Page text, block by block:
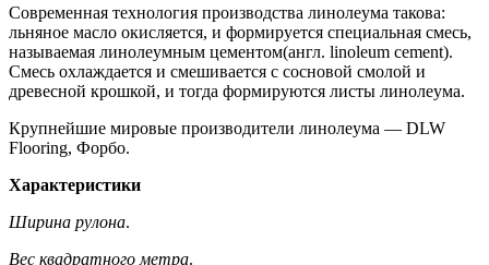
Современная технология производства линолеума такова:
льняное масло окисляется, и формируется специальная смесь,
называемая линолеумным цементом(англ. linoleum cement).
Смесь охлаждается и смешивается с сосновой смолой и
древесной крошкой, и тогда формируются листы линолеума.
Крупнейшие мировые производители линолеума — DLW
Flooring, Форбо.
Характеристики
Ширина рулона.
Вес квадратного метра.